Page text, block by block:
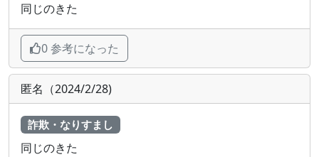
同じのきた
0 参考になった
匿名（2024/2/28)
詐欺・なりすまし
同じのきた